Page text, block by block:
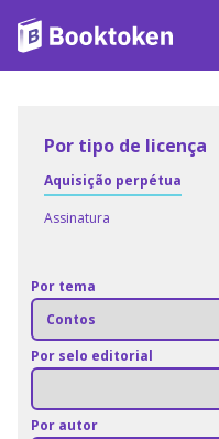
Por tipo de licença
Aquisição perpétua
Assinatura
Por tema
Por selo editorial
Por autor